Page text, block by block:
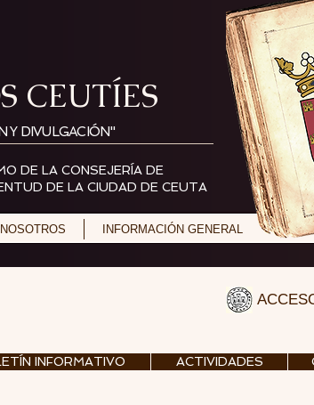
CEUTÍES
Y DIVULGACIÓN"
DE LA CONSEJERÍA DE
DE LA CIUDAD DE CEUTA
INFORMACIÓN GENERAL
INFORMATIVO ACTIVIDADES